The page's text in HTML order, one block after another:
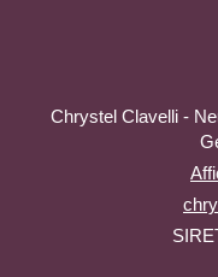
Chrystel Clavelli -